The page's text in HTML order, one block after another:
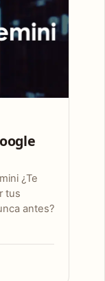
¿Te
tus
antes?